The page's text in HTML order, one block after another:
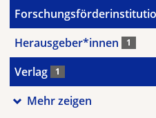
Herausgeber*innen 1
Verlag 1
Mehr zeigen